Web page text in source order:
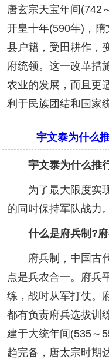
唐玄宗天宝年间(742
开皇十年(590年)，隋
县户籍，受田耕作，
府统领。这一改革措
农业的发展，而且更
利于民族团结和国家
宇文泰为什么
宇文泰为什么推
为了最大限度实现
的同时保持军队战力。
什么是府兵制?
府兵制，中国古代
点是兵农合一。府兵
练，战时从军打仗。
都有负责府兵选拔训
建于大统年间(535～
趋完备，唐太宗时期